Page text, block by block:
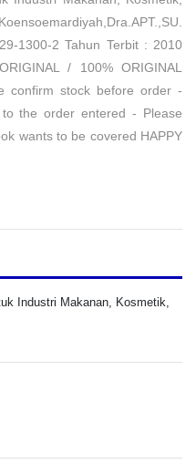
1300-2 Tahun Terbit : 2010
/ 100% ORIGINAL
confirm stock before order -
the order entered - Please
wants to be covered HAPPY
Industri Makanan, Kosmetik,